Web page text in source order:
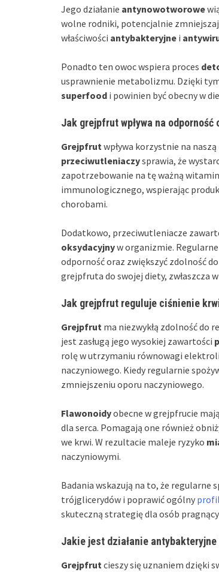
Jego działanie antynowotworowe
wolne rodniki, potencjalnie
właściwości antybakteryjne i
Ponadto ten owoc wspiera proces
usprawnienie metabolizmu. Dzięki
superfood i powinien być obecny w
Jak grejpfrut wpływa na odporność
Grejpfrut wpływa korzystnie na naszą
przeciwutleniaczysprawia, że
zapotrzebowanie na tę ważną
immunologicznego, wspierając
chorobami.
Dodatkowo, przeciwutleniacze
oksydacyjnyw organizmie.
odporność oraz zwiększyć zdolność
grejpfruta do swojej diety, zwłaszcza
Jak grejpfrut reguluje ciśnienie
Grejpfrut ma niezwykłą zdolność do
jest zasługą jego wysokiej zawartości
rolę w utrzymaniu równowagi
naczyniowego. Kiedy regularnie
zmniejszeniu oporu naczyniowego.
Flawonoidyobecne w grejpfrucie
dla serca. Pomagają one również
we krwi. W rezultacie maleje ryzyko
naczyniowymi.
Badania wskazują na to, że regularne
trójglicerydów i poprawić ogólny
skuteczną strategię dla osób
Jakie jest działanie
Grejpfrut cieszy się uznaniem dzięki